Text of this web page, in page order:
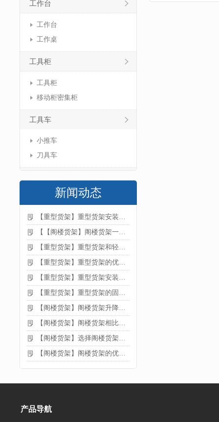
工作台
工作台
工作桌
工具柜
工具柜
移动柜密集柜
工具车
小推车
刀具车
新闻动态
【重型货架】重型货架安装注意事项
【【阁楼货架】阁楼货架一般有哪些用途
【重型货架】重型货架和轻型货架的区别是什么
【重型货架】重型货架的优缺点
【重型货架】重型货架安装需要注意什么？
【重型货架】重型货架的固定方法
【阁楼货架】阁楼货架升降机需要注意哪些
【阁楼货架】阁楼货架相比传统货架的优势是什么
【阁楼货架】选择阁楼货架的好处？
【阁楼货架】阁楼货架的优点是什么
产品导航